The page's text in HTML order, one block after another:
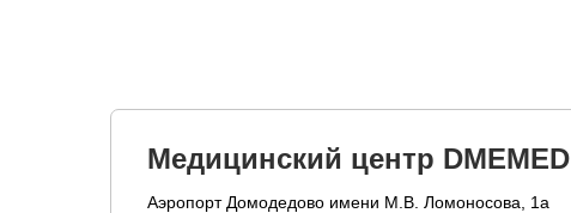
Медицинский центр DMEMED
Аэропорт Домодедово имени М.В. Ломоносова, 1а